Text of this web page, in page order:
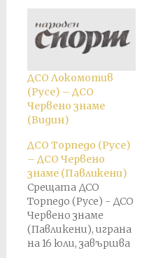
ДСО Локомотив
(Русе) – ДСО
Червено знаме
(Видин)
ДСО Торпедо (Русе)
– ДСО Червено
знаме (Павликени)
Срещата ДСО
Торпедо (Русе) - ДСО
Червено знаме
(Павликени), играна
на 16 юли, завършва